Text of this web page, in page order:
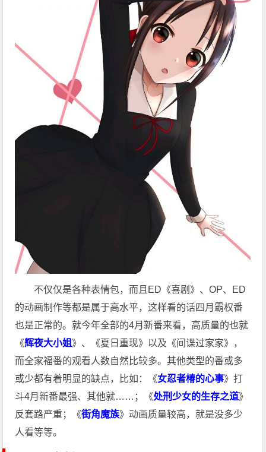
不仅仅是各种表情包，而且ED《喜剧》、OP、ED
的动画制作等都是属于高水平，这样看的话四月霸权番
也是正常的。就今年全部的4月新番来看，高质量的也就
《辉夜大小姐 》、《夏日重现》以及《间谍过家家》，
而全家福番的观看人数自然比较多。其他类型的番或多
或少都有着明显的缺点，比如：《女忍者椿的心事》打
斗4月新番最强、其他就……；《处刑少女的生存之道》
反套路严重；《街角魔族》动画质量较高，就是没多少
人看等等。